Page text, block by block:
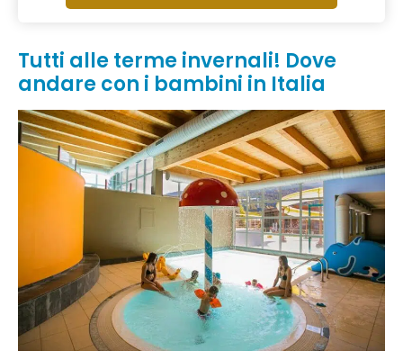
Tutti alle terme invernali! Dove
andare con i bambini in Italia